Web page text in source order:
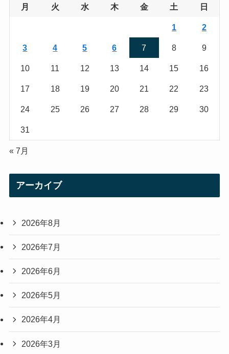
e
月 火 水 木 金 土 日
1 2
3 4 5 6 7 8 9
10 11 12 13 14 15 16
17 18 19 20 21 22 23
24 25 26 27 28 29 30
31
« 7月
アーカイブ
2026年8月
2026年7月
2026年6月
2026年5月
2026年4月
2026年3月